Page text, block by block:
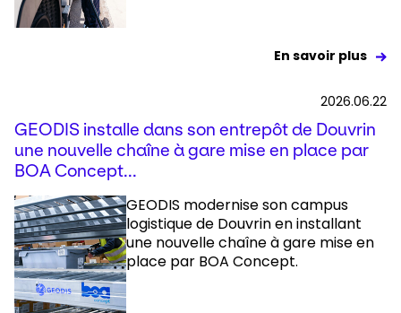
En savoir plus
2026.06.22
GEODIS installe dans son entrepôt de Douvrin
une nouvelle chaîne à gare mise en place par
BOA Concept...
GEODIS modernise son campus
logistique de Douvrin en installant
une nouvelle chaîne à gare mise en
place par BOA Concept.